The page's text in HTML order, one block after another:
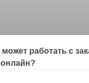
работать с